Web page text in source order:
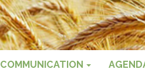
COMMUNICATION